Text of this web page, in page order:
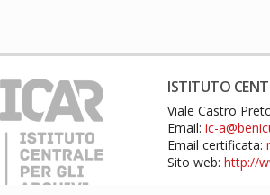
ISTITUTO
Viale Castro
Email:ic-
Email certificata:
Sito web:http://